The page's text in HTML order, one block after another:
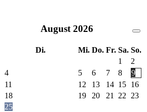
August 2026
Di. Mi. Do. Fr. Sa. So.
1
2
4 5 6 7 8
9
11 12 13 14 15 16
18 19 20 21 22 23
25